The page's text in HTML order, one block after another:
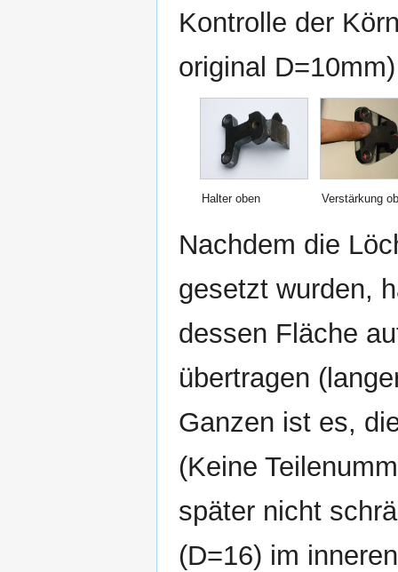
Kontrolle der
original
Halter oben Verstärkung
Nachdem die
gesetzt wurden,
dessen Fläche
übertragen
Ganzen ist es,
(Keine
später nicht
(D=16) im